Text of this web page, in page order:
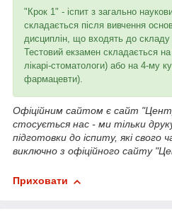
"Крок 1" - іспит з загально
складається після вивчення
дисциплін, що входять до складу
Тестовий екзамен складається на
лікарі-стоматологи) або на 4-му
фармацевти).
Офіційним сайтом є сайт
стосується нас - ми тільки
підготовки до іспиту, які свого
виключно з офіційного сайту
Приховати